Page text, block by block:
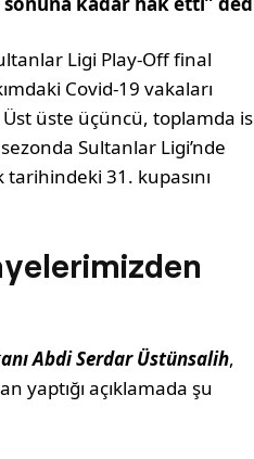
Ligi Play-Off final
Covid-19 vakaları
üste üçüncü, toplamda
Sultanlar Ligi’nde
tarihindeki 31. kupasını
Abdi Serdar Üstünsalih,
yaptığı açıklamada şu